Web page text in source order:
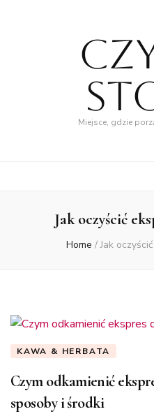
Miejsce, gdzie
Jak oczyścić
Home / Jak
KAWA & HERBATA
Czym odkamienić
sposoby i środki